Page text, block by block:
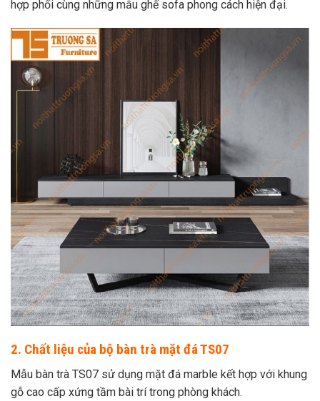
hợp phối cùng những mẫu ghế sofa phong cách hiện đại.
2. Chất liệu của bộ bàn trà mặt đá TS07
Mẫu bàn trà TS07 sử dụng mặt đá marble kết hợp với khung
gỗ cao cấp xứng tầm bài trí trong phòng khách.